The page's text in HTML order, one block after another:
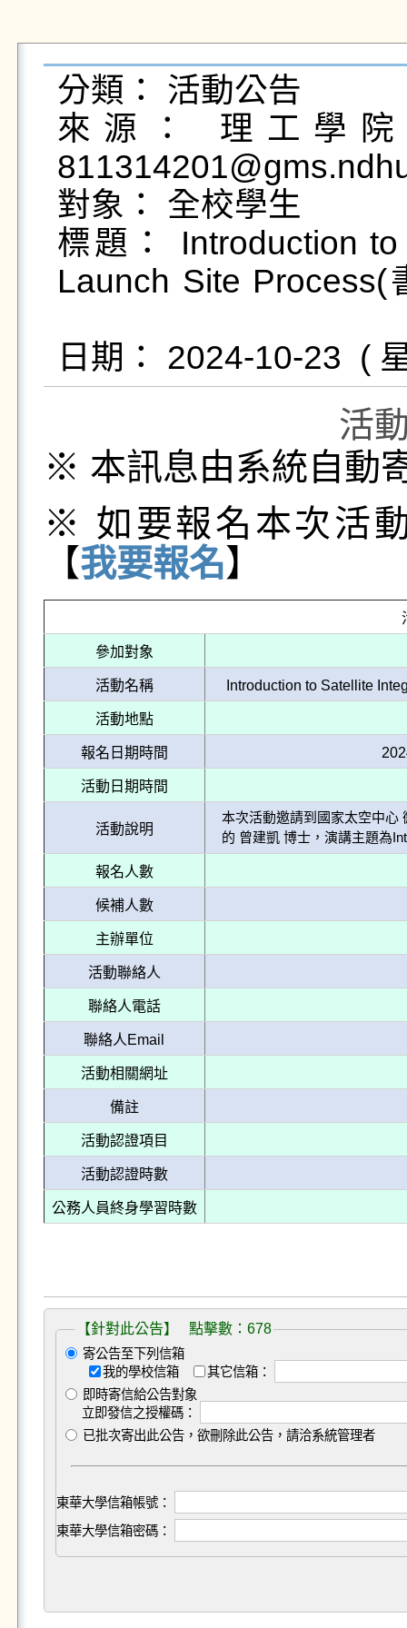
分類： 活動公告
來源： 理工學
對象： 全校學生
標題： Introduction
Launch Site
活
※ 本訊息由系統自動
※ 如要報名本次活
【我要報名】
參加對象
活動名稱 Introduction to Satellite
活動地點
報名日期時間
活動日期時間
活動說明
本次活動邀請到國家太空中心
的 曾建凱 博士，演講主題為
報名人數
候補人數
主辦單位
活動聯絡人
聯絡人電話
聯絡人Email
活動相關網址
備註
活動認證項目
活動認證時數
公務人員終身學習時數
【針對此公告】 點擊數：678
寄公告至下列信箱
我的學校信箱
其它信箱：
即時寄信給公告對象
立即發信之授權碼：
已批次寄出此公告，欲刪除此公告，請洽系統管理者
東華大學信箱帳號：
東華大學信箱密碼：